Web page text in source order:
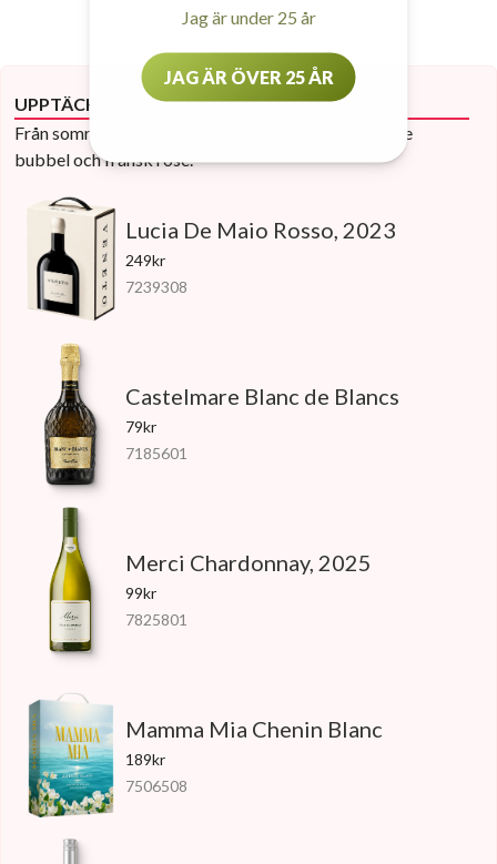
UPPTÄCK SÄSONGENS VINER
Från somrigt vitt till italienskt årgångsvin, sprakande
bubbel och fransk rosé.
Lucia De Maio Rosso, 2023
249kr
7239308
Castelmare Blanc de Blancs
79kr
7185601
Merci Chardonnay, 2025
99kr
7825801
Mamma Mia Chenin Blanc
189kr
7506508
Jag är under 25 år
JAG ÄR ÖVER 25 ÅR